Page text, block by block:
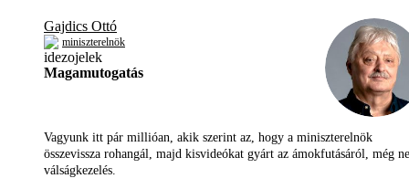
Gajdics Ottó
miniszterelnök
Magamutogatás
Vagyunk itt pár millióan, akik szerint az, hogy a miniszterelnök
összevissza rohangál, majd kisvideókat gyárt az ámokfutásáról, még
válságkezelés.